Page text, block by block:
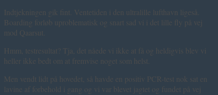
Indtjekningen gik fint. Ventetiden i den ultralille lufthavn ligeså.
Boarding forløb uproblematisk og snart sad vi i det lille fly på vej
mod Qaarsut.
Hmm, testresultat? Tja, det nåede vi ikke at få og heldigvis blev vi
heller ikke bedt om at fremvise noget som helst.
Men vendt lidt på hovedet, så havde en positiv PCR-test nok sat en
lavine af forbehold i gang og vi var blevet jagtet og fundet på vej